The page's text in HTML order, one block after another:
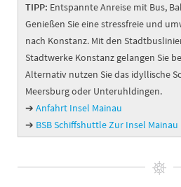
TIPP: Entspannte Anreise mit Bus,
Genießen Sie eine stressfreie und
nach Konstanz. Mit den
Stadtwerke Konstanz gelangen Sie
Alternativ nutzen Sie das idyllische
Meersburg oder Unteruhldingen.
➔ Anfahrt Insel Mainau
➔ BSB Schiffshuttle Zur Insel Mainau